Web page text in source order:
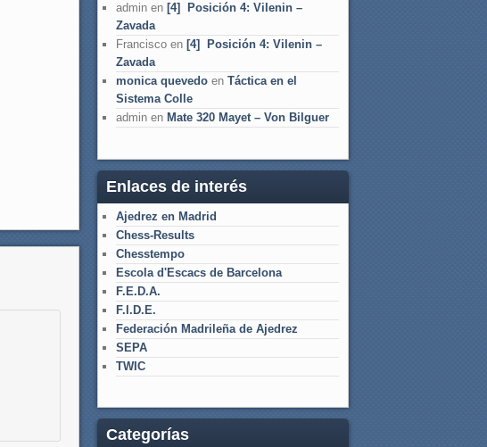
admin en [4] Posición 4: Vilenin –
Zavada
Francisco en [4] Posición 4: Vilenin –
Zavada
monica quevedo en Táctica en el
Sistema Colle
admin en Mate 320 Mayet – Von Bilguer
Enlaces de interés
Ajedrez en Madrid
Chess-Results
Chesstempo
Escola d'Escacs de Barcelona
F.E.D.A.
F.I.D.E.
Federación Madrileña de Ajedrez
SEPA
TWIC
Categorías